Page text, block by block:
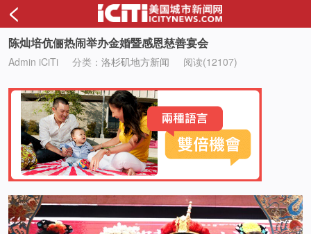
<
陈灿培伉俪热闹举办金婚暨感恩慈善宴会
Admin iCiTi 分类： 洛杉矶地方新闻 阅读(12107)